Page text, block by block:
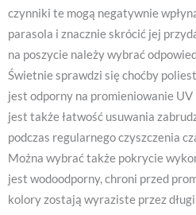
czynniki te mogą negatywnie
parasola i znacznie skrócić jej
na poszycie należy wybrać
Świetnie sprawdzi się choćby
jest odporny na promieniowanie UV
jest także łatwość usuwania
podczas regularnego czyszczenia
Można wybrać także pokrycie
jest wodoodporny, chroni przed
kolory zostają wyraziste przez długi